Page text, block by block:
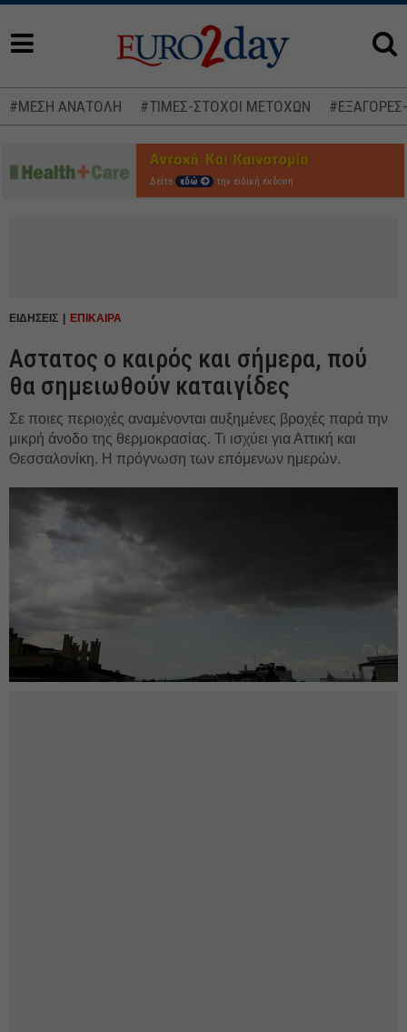
#ΜΕΣΗ ΑΝΑΤΟΛΗ #ΤΙΜΕΣ-ΣΤΟΧΟΙ ΜΕΤΟΧΩΝ
Δείτε εδώ την ειδική έκδοση
ΕΙΔΗΣΕΙΣ ΕΠΙΚΑΙΡΑ
Αστατος ο καιρός και σήμερα, πού
θα σημειωθούν καταιγίδες
Σε ποιες περιοχές αναμένονται αυξημένες βροχές παρά την
μικρή άνοδο της θερμοκρασίας. Τι ισχύει για Αττική και
Θεσσαλονίκη. Η πρόγνωση των επόμενων ημερών.